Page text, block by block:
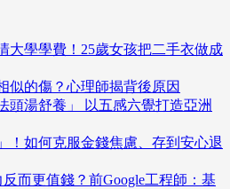
大學學費！25歲女孩把二手衣做成
似的傷？心理師揭背後原因
頭湯舒養」 以五感六覺打造亞洲
！如何克服金錢焦慮、存到安心退
而更值錢？前Google工程師：基